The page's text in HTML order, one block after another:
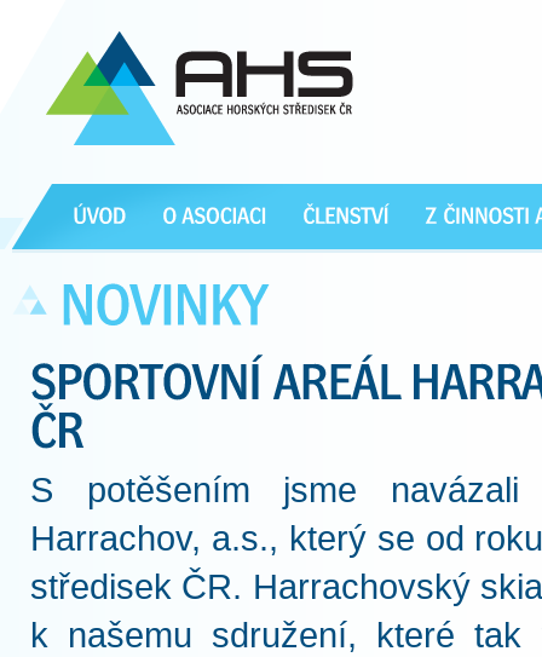
S potěšením jsme navázali
Harrachov, a.s., který se od
středisek ČR. Harrachovský
k našemu sdružení, které